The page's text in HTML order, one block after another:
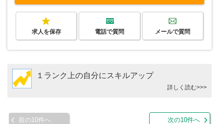
求人を保存 電話で質問 メールで質問
１ランク上の自分にスキルアップ
詳しく読む>>>
前の10件へ 次の10件へ